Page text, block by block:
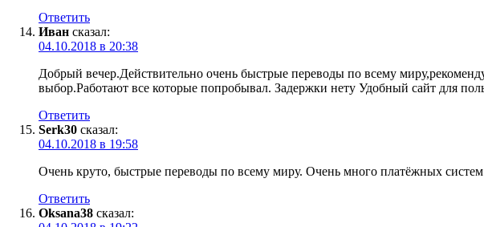
Ответить
Иван сказал:
04.10.2018 в 20:38
Добрый вечер.Действительно очень быстрые переводы по всему
выбор.Работают все которые попробывал. Задержки нету Удобный сайт для
Ответить
Serk30 сказал:
04.10.2018 в 19:58
Очень круто, быстрые переводы по всему миру. Очень много платёжных
Ответить
Oksana38 сказал: